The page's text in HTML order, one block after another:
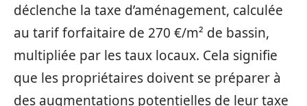
déclenche la taxe d’aménagement, calculée
au tarif forfaitaire de 270 €/m² de bassin,
multipliée par les taux locaux. Cela signifie
que les propriétaires doivent se préparer à
des augmentations potentielles de leur taxe